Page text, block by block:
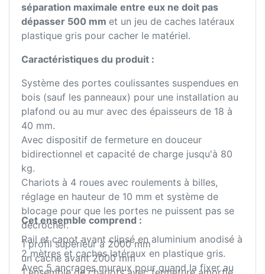
séparation maximale entre eux ne doit pas
dépasser 500 mm et un jeu de caches latéraux
plastique gris pour cacher le matériel.
Caractéristiques du produit :
Système des portes coulissantes suspendues en
bois (sauf les panneaux) pour une installation au
plafond ou au mur avec des épaisseurs de 18 à
40 mm.
Avec dispositif de fermeture en douceur
bidirectionnel et capacité de charge jusqu'à 80
kg.
Chariots à 4 roues avec roulements à billes,
réglage en hauteur de 10 mm et système de
blocage pour que les portes ne puissent pas se
décrocher.
Rail et capot avant clipsé en aluminium anodisé à
2 mètres et caches latéraux en plastique gris.
Avec 5 ancrages muraux pour quand la fixer au
Cet ensemble comprend :
1 profil supérieur à 2000 mm
un cache avant 2000 mm